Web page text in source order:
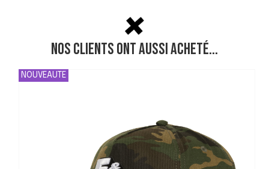
Nos clients ont aussi acheté...
NOUVEAUTE